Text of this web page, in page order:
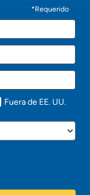
*Requerido
Fuera de EE. UU.